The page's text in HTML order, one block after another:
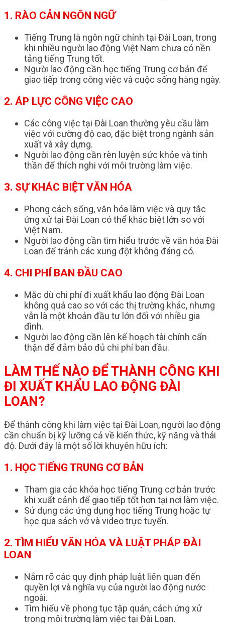
1. RÀO CẢN NGÔN NGỮ
Tiếng Trung là ngôn ngữ chính tại Đài Loan, trong
khi nhiều người lao động Việt Nam chưa có nền
tảng tiếng Trung tốt.
Người lao động cần học tiếng Trung cơ bản để
giao tiếp trong công việc và cuộc sống hàng ngày.
2. ÁP LỰC CÔNG VIỆC CAO
Các công việc tại Đài Loan thường yêu cầu làm
việc với cường độ cao, đặc biệt trong ngành sản
xuất và xây dựng.
Người lao động cần rèn luyện sức khỏe và tinh
thần để thích nghi với môi trường làm việc.
3. SỰ KHÁC BIỆT VĂN HÓA
Phong cách sống, văn hóa làm việc và quy tắc
ứng xử tại Đài Loan có thể khác biệt lớn so với
Việt Nam.
Người lao động cần tìm hiểu trước về văn hóa Đài
Loan để tránh các xung đột không đáng có.
4. CHI PHÍ BAN ĐẦU CAO
Mặc dù chi phí đi xuất khẩu lao động Đài Loan
không quá cao so với các thị trường khác, nhưng
vẫn là một khoản đầu tư lớn đối với nhiều gia
đình.
Người lao động cần lên kế hoạch tài chính cẩn
thận để đảm bảo đủ chi phí ban đầu.
LÀM THẾ NÀO ĐỂ THÀNH CÔNG KHI
ĐI XUẤT KHẨU LAO ĐỘNG ĐÀI
LOAN?
Để thành công khi làm việc tại Đài Loan, người lao động
cần chuẩn bị kỹ lưỡng cả về kiến thức, kỹ năng và thái
độ. Dưới đây là một số lời khuyên hữu ích:
1. HỌC TIẾNG TRUNG CƠ BẢN
Tham gia các khóa học tiếng Trung cơ bản trước
khi xuất cảnh để giao tiếp tốt hơn tại nơi làm việc.
Sử dụng các ứng dụng học tiếng Trung hoặc tự
học qua sách vở và video trực tuyến.
2. TÌM HIỂU VĂN HÓA VÀ LUẬT PHÁP ĐÀI
LOAN
Nắm rõ các quy định pháp luật liên quan đến
quyền lợi và nghĩa vụ của người lao động nước
ngoài.
Tìm hiểu về phong tục tập quán, cách ứng xử
trong môi trường làm việc tại Đài Loan.